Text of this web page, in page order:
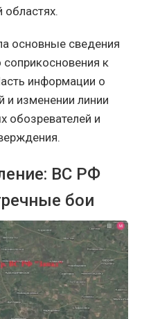
основные сведения
соприкосновения к
информации о
и изменении линии
обозревателей и
ВС РФ
бои